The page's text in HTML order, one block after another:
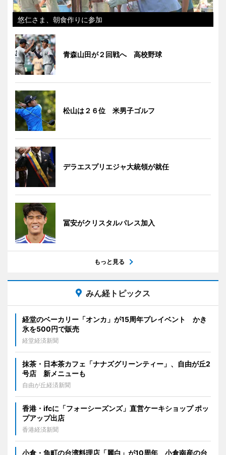
悠仁さま、朝食作りに参加
青森山田が２回戦へ 高校野球
松山は２６位 米男子ゴルフ
デラエスプリエジャ大統領が就任
冨安がクリスタルパレス加入
もっと見る
みん経トピックス
経堂のベーカリー「オンカ」が15周年プレイベント かき
氷を500円で販売
経堂経済新聞
抹茶・日本茶カフェ「ナナズグリーンティー」、自由が丘2
号店 新メニューも
自由が丘経済新聞
香港・ifcに「フォーシーズンズ」直営ケーキショップ ポッ
プアップ出店
香港経済新聞
小倉・魚町の台湾料理店「麗白」が10周年 小倉南産の台